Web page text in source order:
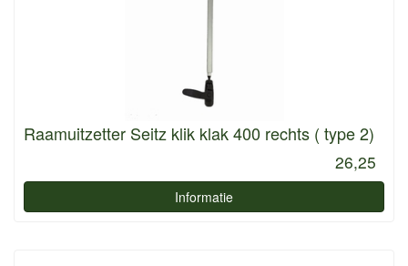
Raamuitzetter Seitz klik klak 400 rechts ( type 2)
26,25
Informatie